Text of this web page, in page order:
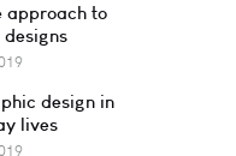
approach to
design in
lives